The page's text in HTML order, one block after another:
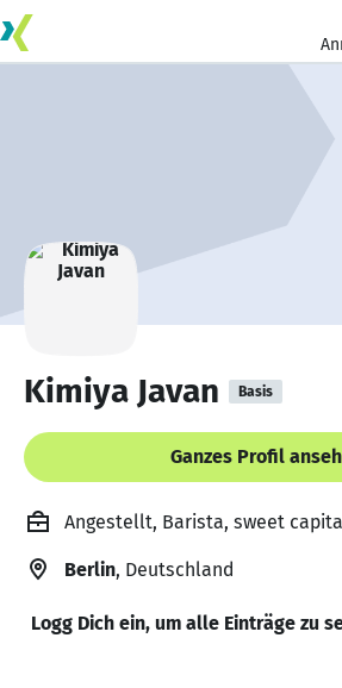
Kimiya Javan Basis
Ganzes Profil
Angestellt, Barista, sweet
Berlin, Deutschland
Logg Dich ein, um alle Einträge zu